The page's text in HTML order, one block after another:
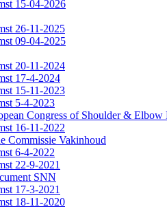
15-04-2026
26-11-2025
09-04-2025
20-11-2024
17-4-2024
15-11-2023
5-4-2023
Congress of Shoulder &
16-11-2022
Commissie Vakinhoud
6-4-2022
22-9-2021
SNN
17-3-2021
18-11-2020